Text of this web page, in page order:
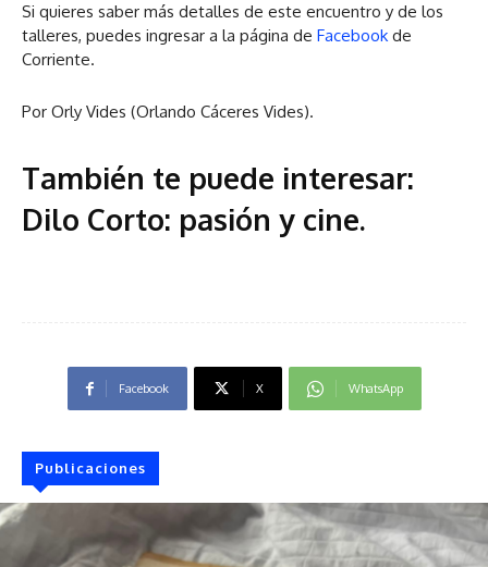
Si quieres saber más detalles de este encuentro y de los
talleres, puedes ingresar a la página de Facebookde
Corriente.
Por Orly Vides (Orlando Cáceres Vides).
También te puede interesar:
Dilo Corto: pasión y cine.
Facebook X WhatsApp
Publicaciones